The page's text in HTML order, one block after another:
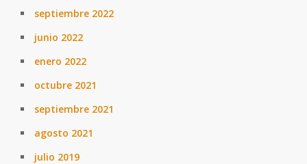
septiembre 2022
junio 2022
enero 2022
octubre 2021
septiembre 2021
agosto 2021
julio 2019